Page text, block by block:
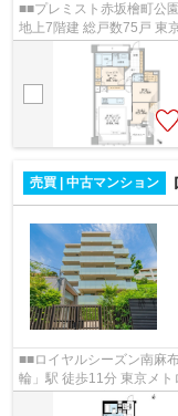
■■プレミスト赤坂檜町公園■■ 2013年3月築 鉄筋コンクリート造
地上7階建 総戸数75戸 東京メトロ千代田線『赤坂』駅徒歩7分 都営大江戸
線・東京メトロ日比谷線
売買 | 中古マンション
■■ロイヤルシーズン南麻布■■ 令和2年12月完成 東京メトロ南北線
輪」駅 徒歩11分 東京メトロ日比
宅配ボックス完